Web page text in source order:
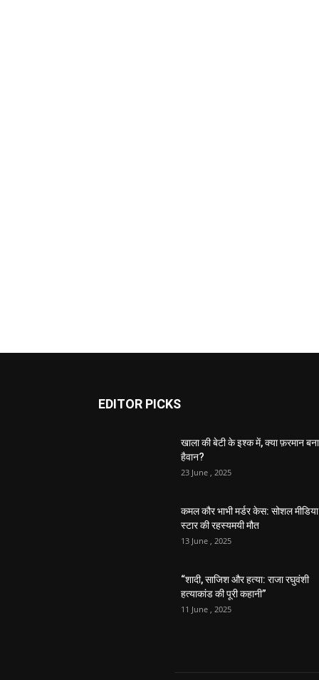
EDITOR PICKS
खाला की बेटी के इश्क में, क्या फ़रमान बना
हैवान?
23 June , 2025
कमल कौर भाभी मर्डर केस: सोशल मीडिया
स्टार की रहस्यमयी मौत
13 June , 2025
“शादी, साजिश और हत्या: राजा रघुवंशी
हत्याकांड की पूरी कहानी”
11 June , 2025